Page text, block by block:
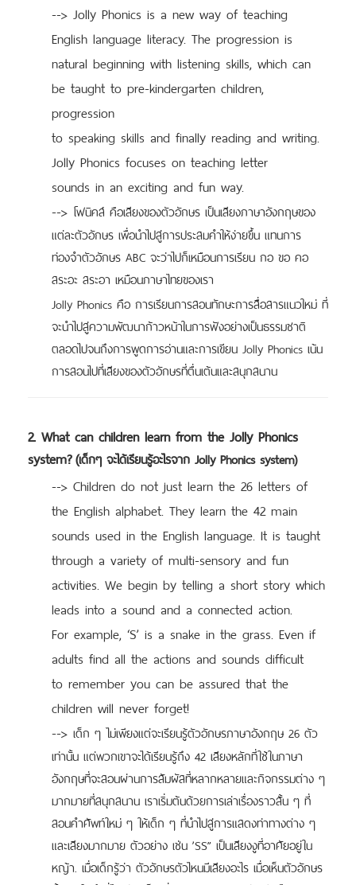
--> Jolly Phonics is a new way of teaching
English language literacy. The progression is
natural beginning with listening skills, which can
be taught to pre-kindergarten children,
progression
to speaking skills and finally reading and writing.
Jolly Phonics focuses on teaching letter
sounds in an exciting and fun way.
--> โฟนิคส์ คือเสียงของตัวอักษร เป็นเสียงภาษาอังกฤษของ
แต่ละตัวอักษร เพื่อนำไปสู่การประสมคำให้ง่ายขึ้น แทนการ
ท่องจำตัวอักษร ABC จะว่าไปก็เหมือนการเรียน กอ ขอ คอ
สระอะ สระอา เหมือนภาษาไทยของเรา
Jolly Phonics คือ การเรียนการสอนทักษะการสื่อสารแนวใหม่ ที่
จะนำไปสู่ความพัฒนาก้าวหน้าในการฟังอย่างเป็นธรรมชาติ
ตลอดไปจนถึงการพูดการอ่านและการเขียน Jolly Phonics เน้น
การสอนไปที่เสียงของตัวอักษรที่ตื่นเต้นและสนุกสนาน
2. What can children learn from the Jolly Phonics
system?(เด็กๆ จะได้เรียนรู้อะไรจาก Jolly Phonics system)
--> Children do not just learn the 26 letters of
the English alphabet. They learn the 42 main
sounds used in the English language. It is taught
through a variety of multi-sensory and fun
activities. We begin by telling a short story which
leads into a sound and a connected action.
For example, ‘S’ is a snake in the grass. Even if
adults find all the actions and sounds difficult
to remember you can be assured that the
children will never forget!
--> เด็ก ๆ ไม่เพียงแต่จะเรียนรู้ตัวอักษรภาษาอังกฤษ 26 ตัว
เท่านั้น แต่พวกเขาจะได้เรียนรู้ถึง 42 เสียงหลักที่ใช้ในภาษา
อังกฤษที่จะสอนผ่านการสัมผัสที่หลากหลายและกิจกรรมต่าง ๆ
มากมายที่สนุกสนาน เราเริ่มต้นด้วยการเล่าเรื่องราวสั้น ๆ ที่
สอนคำศัพท์ใหม่ ๆ ให้เด็ก ๆ ที่นำไปสู่การแสดงท่าทางต่าง ๆ
และเสียงมากมาย ตัวอย่าง เช่น ’SS” เป็นเสียงงูที่อาศัยอยู่ใน
หญ้า. เมื่อเด็กรู้ว่า ตัวอักษรตัวไหนมีเสียงอะไร เมื่อเห็นตัวอักษร